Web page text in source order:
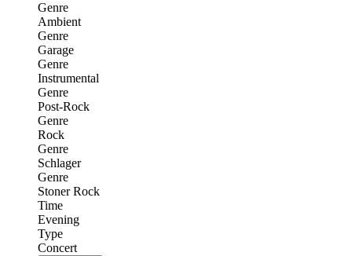
Genre
Ambient
Genre
Garage
Genre
Instrumental
Genre
Post-Rock
Genre
Rock
Genre
Schlager
Genre
Stoner Rock
Time
Evening
Type
Concert